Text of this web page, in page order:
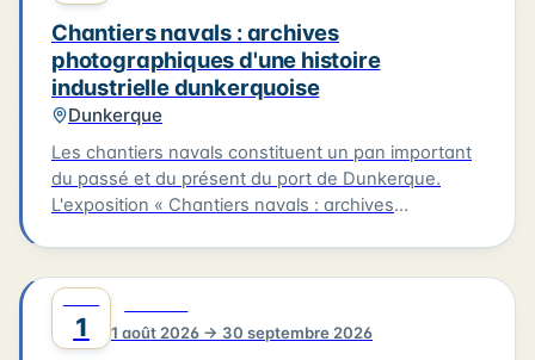
Chantiers navals : archives
photographiques d'une histoire
industrielle dunkerquoise
Dunkerque
Les chantiers navals constituent un pan important
du passé et du présent du port de Dunkerque.
L'exposition « Chantiers navals : archives
collections du musée et évoque plusieurs grands
chantiers : Ziegler, les Ateliers et Chantiers de
France, Béliard & Crighton. Le parcours se prolonge
1 1 août 2026 → 30 septembre 2026